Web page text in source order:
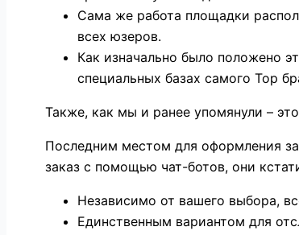
Сама же работа площадки
всех юзеров.
Как изначально было положено
специальных базах самого Тор
Также, как мы и ранее упомянули –
Последним местом для оформления
заказ с помощью чат-ботов, они
Независимо от вашего выбора,
Единственным вариантом для